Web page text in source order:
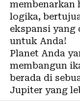
membenarkan
logika,
ekspansi yang
untuk Anda!
Planet Anda
membangun
berada di
Jupiter yang